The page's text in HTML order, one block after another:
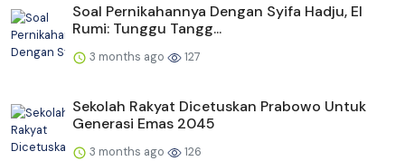
Soal Pernikahannya Dengan Syifa Hadju, El
Rumi: Tunggu Tangg...
3 months ago 127
Sekolah Rakyat Dicetuskan Prabowo Untuk
Generasi Emas 2045
3 months ago 126